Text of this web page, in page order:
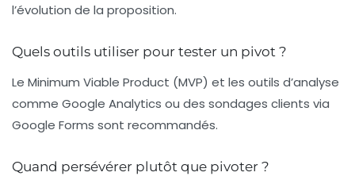
l’évolution de la proposition.
Quels outils utiliser pour tester un pivot ?
Le Minimum Viable Product (MVP) et les outils d’analyse
comme Google Analytics ou des sondages clients via
Google Forms sont recommandés.
Quand persévérer plutôt que pivoter ?